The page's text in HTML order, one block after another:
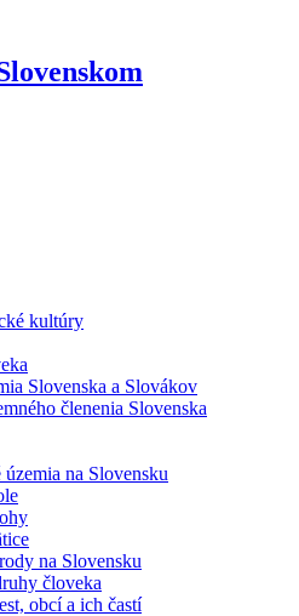
kultúry
Slovenska a Slovákov
členenia Slovenska
územia na Slovensku
na Slovensku
človeka
obcí a ich častí